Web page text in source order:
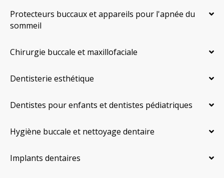
Protecteurs buccaux et appareils pour l'apnée du
sommeil
Chirurgie buccale et maxillofaciale
Dentisterie esthétique
Dentistes pour enfants et dentistes pédiatriques
Hygiène buccale et nettoyage dentaire
Implants dentaires